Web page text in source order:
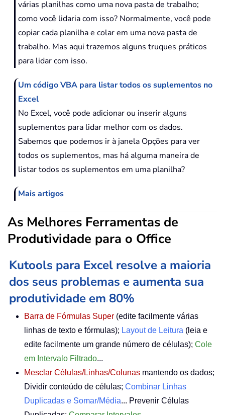
várias planilhas como uma nova pasta de trabalho;
como você lidaria com isso? Normalmente, você pode
copiar cada planilha e colar em uma nova pasta de
trabalho. Mas aqui trazemos alguns truques práticos
para lidar com isso.
Um código VBA para listar todos os suplementos no
Excel
No Excel, você pode adicionar ou inserir alguns
suplementos para lidar melhor com os dados.
Sabemos que podemos ir à janela Opções para ver
todos os suplementos, mas há alguma maneira de
listar todos os suplementos em uma planilha?
Mais artigos
As Melhores Ferramentas de
Produtividade para o Office
Kutools para Excel resolve a maioria
dos seus problemas e aumenta sua
produtividade em 80%
Barra de Fórmulas Super (edite facilmente várias
linhas de texto e fórmulas); Layout de Leitura (leia e
edite facilmente um grande número de células); Cole
em Intervalo Filtrado...
Mesclar Células/Linhas/Colunas mantendo os dados;
Dividir conteúdo de células; Combinar Linhas
Duplicadas e Somar/Média... Prevenir Células